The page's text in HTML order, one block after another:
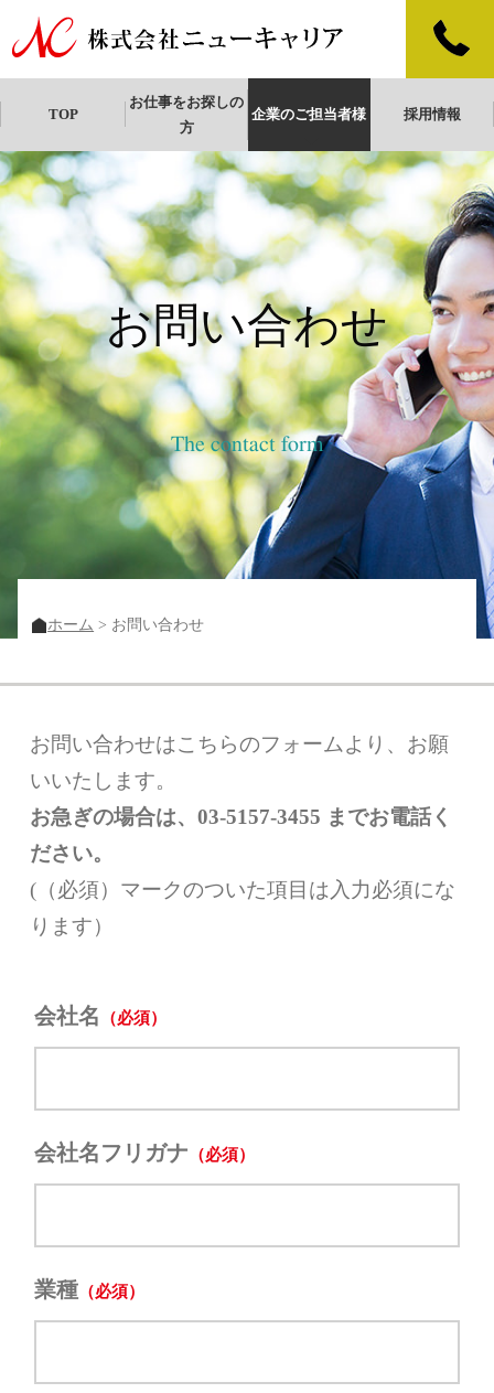
TOP
お仕事をお探しの
方
企業のご担当者様 採用情報
社員で働く 派遣で働く
お問い合わせ
The contact form
ホーム お問い合わせ
お問い合わせはこちらのフォームより、お願
いいたします。
お急ぎの場合は、03-5157-3455 までお電話く
ださい。
(（必須）マークのついた項目は入力必須にな
ります）
会社名
会社名フリガナ
業種